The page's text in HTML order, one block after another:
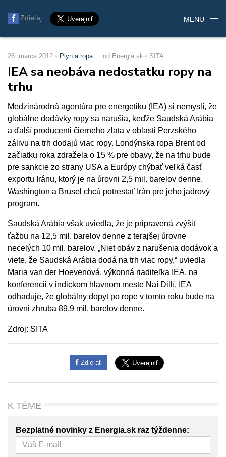
Zdieľaj MENU
26. marca 2012 Plyn a ropa od Energia.sk SITA
IEA sa neobáva nedostatku ropy na
trhu
Medzinárodná agentúra pre energetiku (IEA) si nemyslí, že
globálne dodávky ropy sa narušia, keďže Saudská Arábia
a ďalší producenti čierneho zlata v oblasti Perzského
zálivu na trh dodajú viac ropy. Londýnska ropa Brent od
začiatku roka zdražela o 15 % pre obavy, že na trhu bude
pre sankcie zo strany USA a Európy chýbať veľká časť
exportu Iránu, ktorý je na úrovni 2,5 mil. barelov denne.
Washington a Brusel chcú potrestať Irán pre jeho jadrový
program.
Saudská Arábia však uviedla, že je pripravená zvýšiť
ťažbu na 12,5 mil. barelov denne z terajšej úrovne
necelých 10 mil. barelov. „Niet obáv z narušenia dodávok a
viete, že Saudská Arábia dodá na trh viac ropy,“ uviedla
Maria van der Hoevenová, výkonná riaditeľka IEA, na
konferencii v indickom hlavnom meste Naí Dillí. IEA
odhaduje, že globálny dopyt po rope v tomto roku bude na
úrovni zhruba 89,9 mil. barelov denne.
Zdroj: SITA
Zdieľať
K TÉME
Bezplatné novinky z Energia.sk raz týždenne: